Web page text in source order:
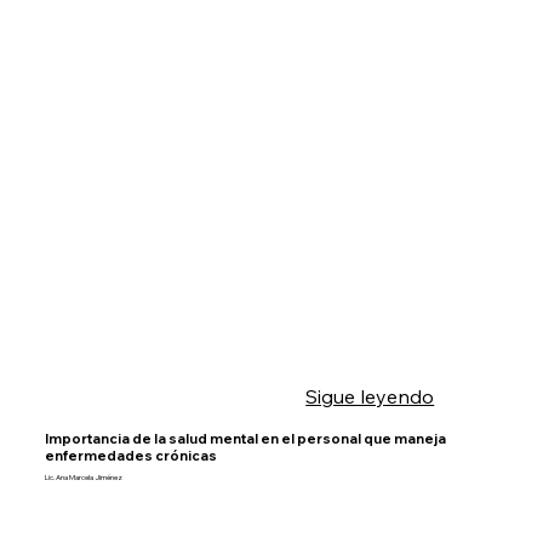
Sigue leyendo
Importancia de la salud mental en el personal que maneja
enfermedades crónicas
Lic. Ana Marcela Jiménez